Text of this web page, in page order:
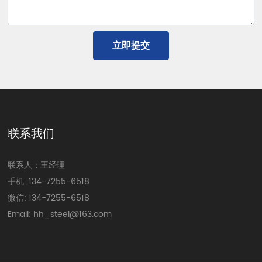
立即提交
联系我们
联系人：王经理
手机:134-7255-6518
微信: 134-7255-6518
Email: hh_steel@163.com